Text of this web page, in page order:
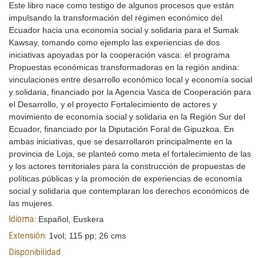
Este libro nace como testigo de algunos procesos que están
impulsando la transformación del régimen económico del
Ecuador hacia una economía social y solidaria para el Sumak
Kawsay, tomando como ejemplo las experiencias de dos
iniciativas apoyadas por la cooperación vasca: el programa
Propuestas económicas transformadoras en la región andina:
vinculaciones entre desarrollo económico local y economía social
y solidaria, financiado por la Agencia Vasca de Cooperación para
el Desarrollo, y el proyecto Fortalecimiento de actores y
movimiento de economía social y solidaria en la Región Sur del
Ecuador, financiado por la Diputación Foral de Gipuzkoa. En
ambas iniciativas, que se desarrollaron principalmente en la
provincia de Loja, se planteó como meta el fortalecimiento de las
y los actores territoriales para la construcción de propuestas de
políticas públicas y la promoción de experiencias de economía
social y solidaria que contemplaran los derechos económicos de
las mujeres.
Idioma: Español, Euskera
Extensión: 1vol; 115 pp; 26 cms
Disponibilidad